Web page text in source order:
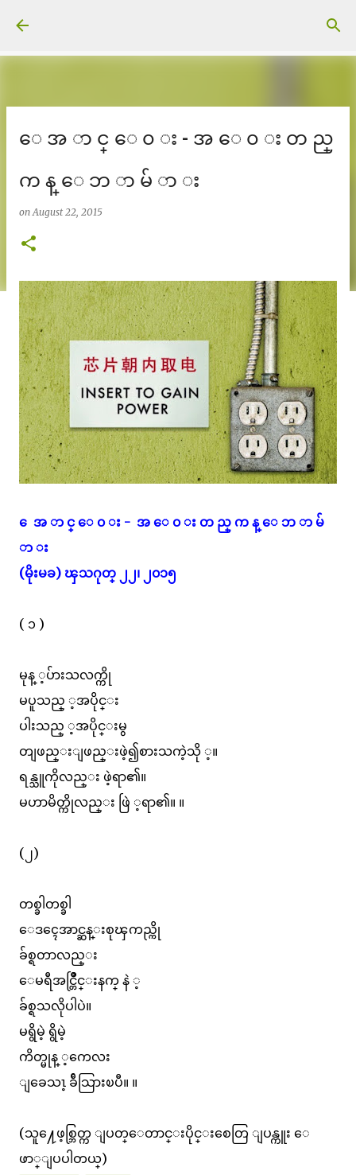
ေ အ ာ င္ ေ ၀ း - အ ေ ၀ း တ ည္
က န္ ေ ဘ ာ မ် ာ း
onAugust 22, 2015
ေ အ ာ င္ ေ ၀ း - အ ေ ၀ း တ ည္ က န္ ေ ဘ ာ မ်
ာ း
(မိုးမခ) ၾသဂုတ္ ၂၂၊ ၂၀၁၅
( ၁ )
မုန္ ့ပ်ားသလက္ကို
မပူသည္ ့အပိုင္း
ပါးသည္ ့အပိုင္းမွ
တျဖည္းျဖည္းဖဲ့၍စားသကဲ့သို ့။
ရန္သူကိုလည္း ဖဲ့ရာ၏။
မဟာမိတ္ကိုလည္း ဖြဲ ့ရာ၏။ ။
(၂)
တစ္ခါတစ္ခါ
ေဒၚေအာင္ဆန္းစုၾကည္ကို
ခ်စ္ရတာလည္း
ေမရီအင္တြိဳင္းနက္ နဲ ့
ခ်စ္ရသလိုပါပဲ။
မရွိမဲ့ ရွိမဲ့
ကိတ္မုန္ ့ကေလး
ျခေသၤ့ ခ်ီသြားၿပီ။ ။
(သူ႔ေဖ့စ္ဘြတ္က ျပတ္ေတာင္းပိုင္းစေတြ ျပန္ကူး ေ
ဖာ္ျပပါတယ္)